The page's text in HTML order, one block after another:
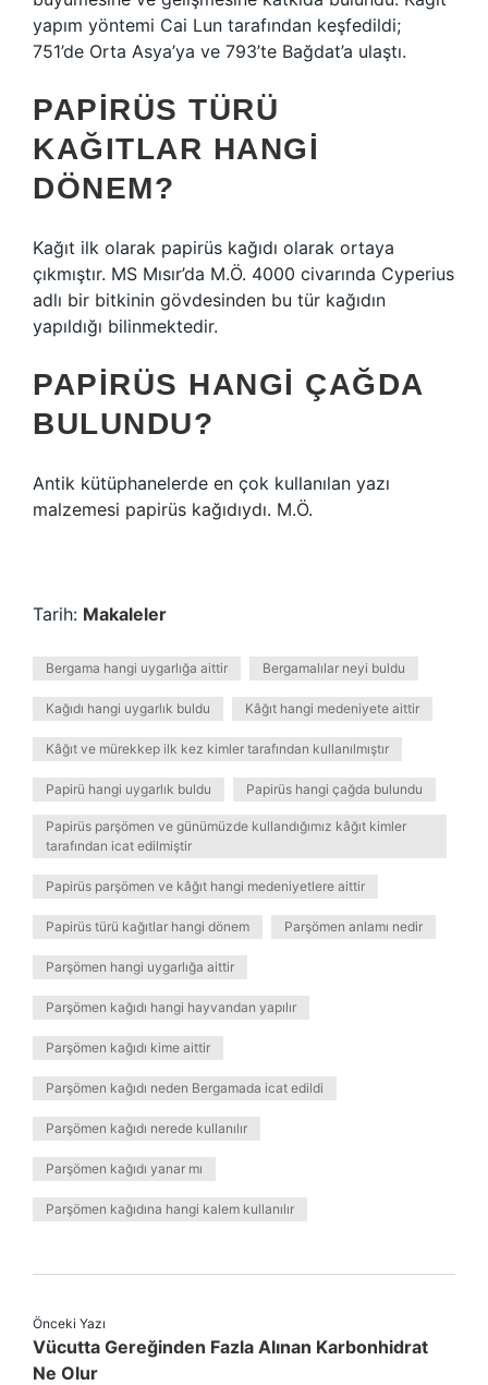
yapım yöntemi Cai Lun tarafından keşfedildi;
751’de Orta Asya’ya ve 793’te Bağdat’a ulaştı.
PAPIRÜS TÜRÜ
KAĞITLAR HANGI
DÖNEM?
Kağıt ilk olarak papirüs kağıdı olarak ortaya
çıkmıştır. MS Mısır’da M.Ö. 4000 civarında Cyperius
adlı bir bitkinin gövdesinden bu tür kağıdın
yapıldığı bilinmektedir.
PAPIRÜS HANGI ÇAĞDA
BULUNDU?
Antik kütüphanelerde en çok kullanılan yazı
malzemesi papirüs kağıdıydı. M.Ö.
Tarih: Makaleler
Bergama hangi uygarlığa aittir Bergamalılar neyi buldu
Kağıdı hangi uygarlık buldu Kâğıt hangi medeniyete aittir
Kâğıt ve mürekkep ilk kez kimler tarafından kullanılmıştır
Papirü hangi uygarlık buldu Papirüs hangi çağda bulundu
Papirüs parşömen ve günümüzde kullandığımız kâğıt kimler
tarafından icat edilmiştir
Papirüs parşömen ve kâğıt hangi medeniyetlere aittir
Papirüs türü kağıtlar hangi dönem Parşömen anlamı nedir
Parşömen hangi uygarlığa aittir
Parşömen kağıdı hangi hayvandan yapılır
Parşömen kağıdı kime aittir
Parşömen kağıdı neden Bergamada icat edildi
Parşömen kağıdı nerede kullanılır
Parşömen kağıdı yanar mı
Parşömen kağıdına hangi kalem kullanılır
Önceki Yazı
Vücutta Gereğinden Fazla Alınan Karbonhidrat
Ne Olur